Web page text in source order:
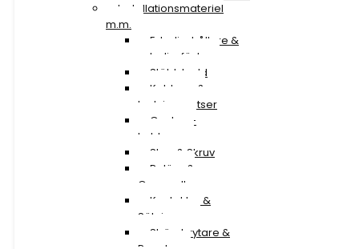
Installationsmateriel
m.m.
Extraljushållare &
extraljusfäste
Stöldskydd
Kablage &
Ledningssatser
Canbus-
kablage
Stag & Skruv
Reläer &
Omvandlare
Kontakter &
Säkringar
Strömbrytare &